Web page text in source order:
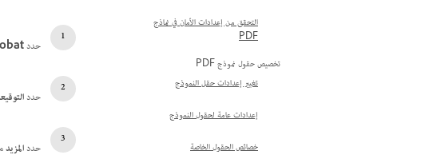
التحقق من إعدادات الأمان في نماذج
PDF
تخصيص حقول نموذج PDF
تغيير إعدادات حقل النموذج
إعدادات عامة لحقول النموذج
خصائص الحقول الخاصة
حدد
حدد
حددالمزيد